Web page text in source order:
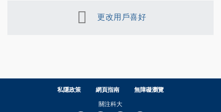
更改用戶喜好
私隱政策 網頁指南 無障礙瀏覽
關注科大